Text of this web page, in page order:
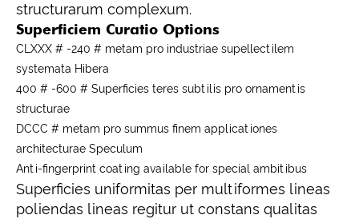
structurarum complexum.
Superficiem Curatio Options
CLXXX # -240 # metam pro industriae supellectilem
systemata Hibera
400 # -600 # Superficies teres subtilis pro ornamentis
structurae
DCCC # metam pro summus finem applicationes
architecturae Speculum
Anti-fingerprint coating available for special ambitibus
Superficies uniformitas per multiformes lineas
poliendas lineas regitur ut constans qualitas